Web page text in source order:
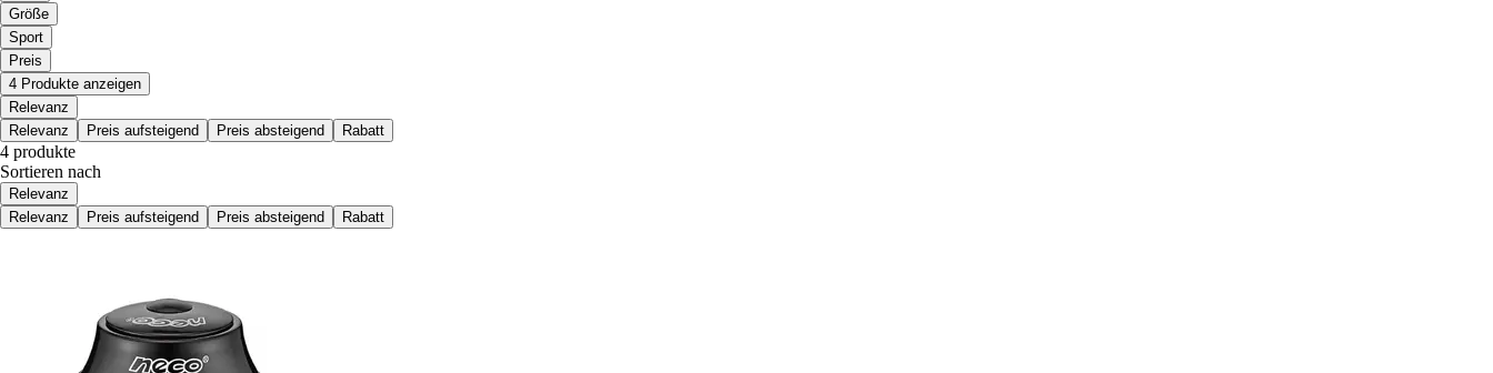
Größe
Sport
Preis
4 Produkte anzeigen
Relevanz
Relevanz
Preis aufsteigend Preis absteigend Rabatt
4 produkte
Sortieren nach
Relevanz
Relevanz
Preis aufsteigend Preis absteigend Rabatt